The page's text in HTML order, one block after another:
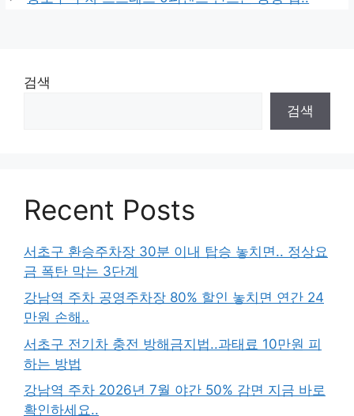
검색
검색
Recent Posts
서초구 환승주차장 30분 이내 탑승 놓치면.. 정상요
금 폭탄 막는 3단계
강남역 주차 공영주차장 80% 할인 놓치면 연간 24
만원 손해..
서초구 전기차 충전 방해금지법..과태료 10만원 피
하는 방법
강남역 주차 2026년 7월 야간 50% 감면 지금 바로
확인하세요..